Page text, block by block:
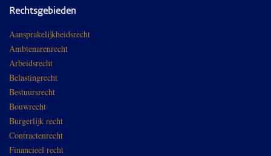
Rechtsgebieden
Aansprakelijkheidsrecht
Ambtenarenrecht
Arbeidsrecht
Belastingrecht
Bestuursrecht
Bouwrecht
Burgerlijk recht
Contractenrecht
Financieel recht